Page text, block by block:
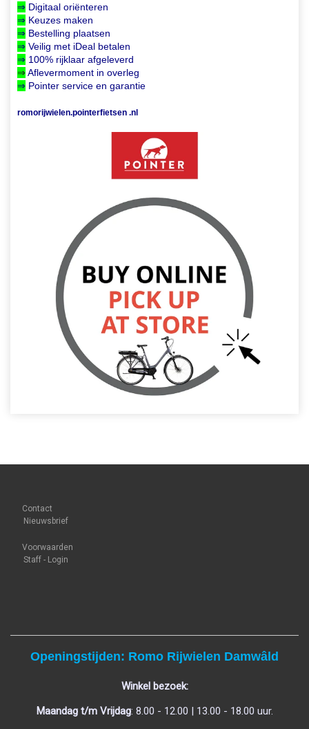
⇒ Digitaal oriënteren
⇒ Keuzes maken
⇒ Bestelling plaatsen
⇒ Veilig met iDeal betalen
⇒ 100% rijklaar afgeleverd
⇒ Aflevermoment in overleg
⇒ Pointer service en garantie
romorijwielen.pointerfietsen .nl
Contact
Nieuwsbrief
Voorwaarden
Staff - Login
Openingstijden: Romo Rijwielen Damwâld
Winkel bezoek:
Maandag t/m Vrijdag: 8.00 - 12.00 | 13.00 - 18.00 uur.